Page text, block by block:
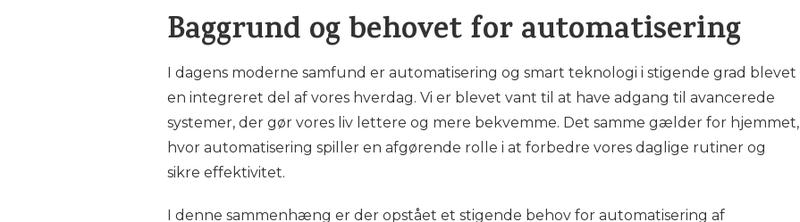
Baggrund og behovet for automatisering
I dagens moderne samfund er automatisering og smart teknologi i stigende grad blevet
en integreret del af vores hverdag. Vi er blevet vant til at have adgang til avancerede
systemer, der gør vores liv lettere og mere bekvemme. Det samme gælder for hjemmet,
hvor automatisering spiller en afgørende rolle i at forbedre vores daglige rutiner og
sikre effektivitet.
I denne sammenhæng er der opstået et stigende behov for automatisering af